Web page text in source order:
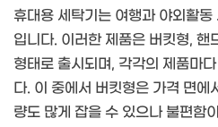
휴대용 세탁기는 여행과 야외활
입니다. 이러한 제품은 버킷형, 핸
형태로 출시되며, 각각의 제품마
다. 이 중에서 버킷형은 가격 면에
량도 많게 잡을 수 있으나 불편함